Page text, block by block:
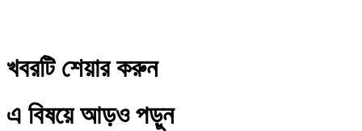
খবরটি শেয়ার করুন
এ বিষয়ে আড়ও পড়ুন